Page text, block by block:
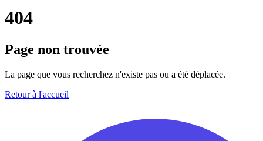
404
Page non trouvée
La page que vous recherchez n'existe pas ou a été déplacée.
Retour à l'accueil